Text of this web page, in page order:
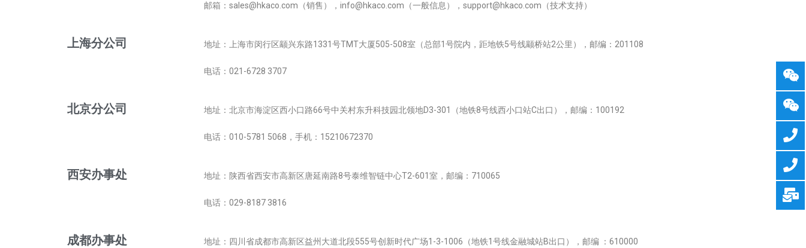
邮箱：sales@hkaco.com（销售 ），info@hkaco.com（一般信息），support@hkaco.com（技术支持）
上海分公司 地址：上海市闵行区颛兴东路1331号TMT大厦505-508室 （总部1号院内，距地铁5号线颛桥站2公里） ，邮编： 201108
电话：021-6728 3707
北京分公司 地址：北京市海淀区西小口路66号中关村东升科技园北领地D3-301（地铁8号线西小口站C出口），邮编：100192
电话：010-5781 5068，手机：15210672370
西安办事处 地址： 陕西省西安市高新区唐延南路8号泰维智链中心T2-601室，邮编：710065
电话：029-8187 3816
成都办事处 地址：四川省成都市高新区益州大道北段555号创新时代广场1-3-1006（地铁1号线金融城站B出口）， 邮编 ：610000